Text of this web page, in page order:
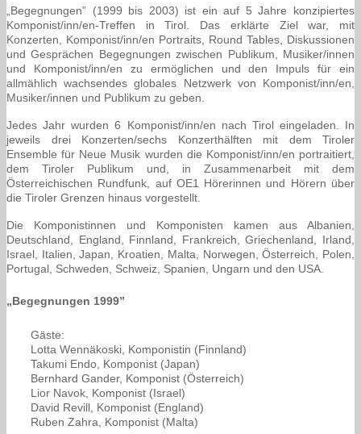
„Begegnungen” (1999 bis 2003) ist ein auf 5 Jahre konzipiertes
Komponist/inn/en-Treffen in Tirol. Das erklärte Ziel war, mit
Konzerten, Komponist/inn/en Portraits, Round Tables, Diskussionen
und Gesprächen Begegnungen zwischen Publikum, Musiker/innen
und Komponist/inn/en zu ermöglichen und den Impuls für ein
allmählich wachsendes globales Netzwerk von Komponist/inn/en,
Musiker/innen und Publikum zu geben.
Jedes Jahr wurden 6 Komponist/inn/en nach Tirol eingeladen. In
jeweils drei Konzerten/sechs Konzerthälften mit dem Tiroler
Ensemble für Neue Musik wurden die Komponist/inn/en portraitiert,
dem Tiroler Publikum und, in Zusammenarbeit mit dem
Österreichischen Rundfunk, auf OE1 Hörerinnen und Hörern über
die Tiroler Grenzen hinaus vorgestellt.
Die Komponistinnen und Komponisten kamen aus Albanien,
Deutschland, England, Finnland, Frankreich, Griechenland, Irland,
Israel, Italien, Japan, Kroatien, Malta, Norwegen, Österreich, Polen,
Portugal, Schweden, Schweiz, Spanien, Ungarn und den USA.
„Begegnungen 1999”
Gäste:
Lotta Wennäkoski, Komponistin (Finnland)
Takumi Endo, Komponist (Japan)
Bernhard Gander, Komponist (Österreich)
Lior Navok, Komponist (Israel)
David Revill, Komponist (England)
Ruben Zahra, Komponist (Malta)